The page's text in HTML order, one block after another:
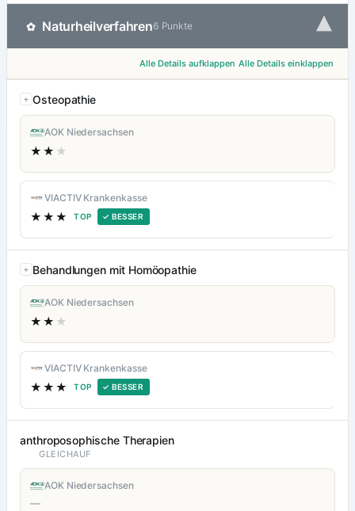
✿ Naturheilverfahren6 Punkte ▾
Alle Details aufklappen Alle Details einklappen
Osteopathie
AOK Niedersachsen
★★ ★
VIACTIV Krankenkasse
★★★ TOP ✓ BESSER
Behandlungen mit Homöopathie
AOK Niedersachsen
★★ ★
VIACTIV Krankenkasse
★★★ TOP ✓ BESSER
anthroposophische Therapien
GLEICHAUF
AOK Niedersachsen
—